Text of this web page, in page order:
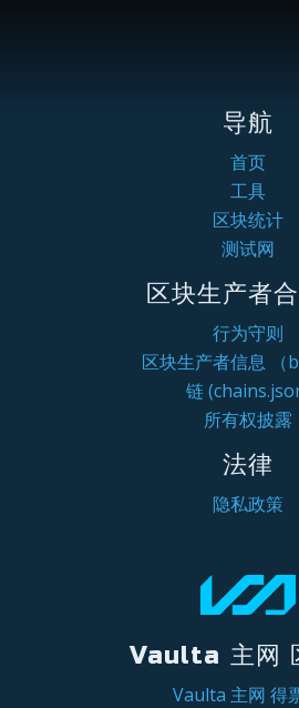
导航
首页
工具
区块统计
测试网
区块生产者
行为守则
区块生产者信息 （
链
所有权披露
法律
隐私政策
Vaulta 主网
Vaulta 主网 得